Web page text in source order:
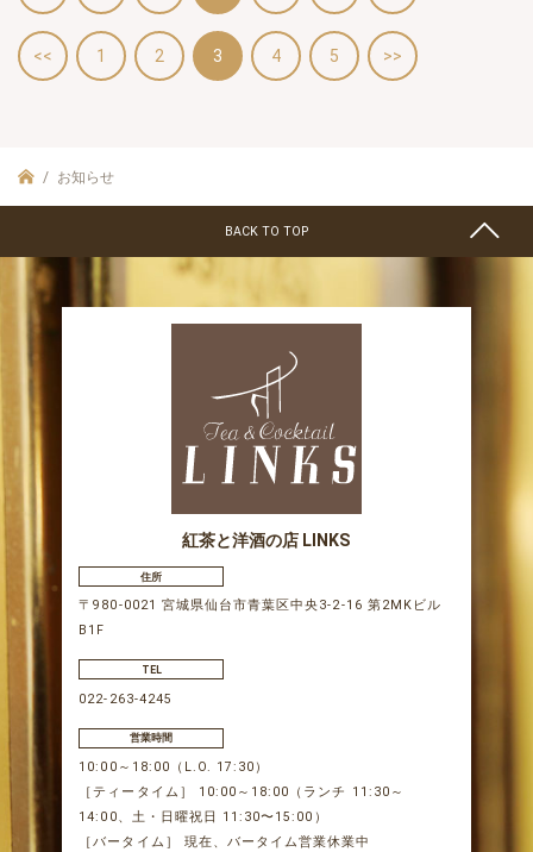
<< 1 2 3 4 5 >>
お知らせ
BACK TO TOP
紅茶と洋酒の店 LINKS
住所
〒980-0021 宮城県仙台市青葉区中央3-2-16 第2MKビル
B1F
TEL
022-263-4245
営業時間
10:00～18:00（L.O. 17:30）
［ティータイム］ 10:00～18:00（ランチ 11:30～
14:00、土・日曜祝日 11:30〜15:00）
［バータイム］ 現在、バータイム営業休業中